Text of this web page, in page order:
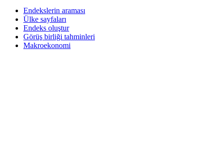
Endekslerin araması
Ülke sayfaları
Endeks oluştur
Görüş birliği tahminleri
Makroekonomi